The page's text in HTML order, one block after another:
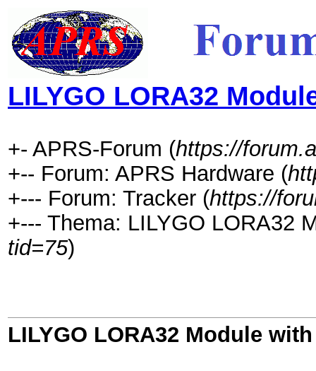
LILYGO LORA32
+- APRS-Forum (https://
+-- Forum: APRS Hardware (
+--- Forum: Tracker (https://
+--- Thema: LILYGO LORA32
tid=75)
LILYGO LORA32 Module